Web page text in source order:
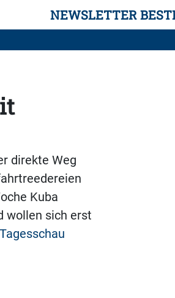
NEWSLETTER
direkte Weg
Kuba
wollen sich erst
Tagesschau